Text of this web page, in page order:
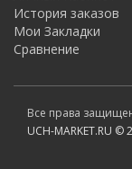
История заказов
Мои Закладки
Сравнение
Все права
UCH-MARKET.RU ©